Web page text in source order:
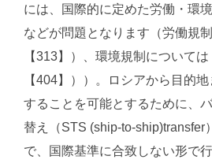
には、国際的に定めた労働・環
などが問題となります（労働規
【313】）、環境規制について
【404】））。ロシアから目的
することを可能とするために、
替え（STS (ship-to-ship)transfer
で、国際基準に合致しない形で